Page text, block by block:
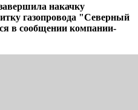
накачку
газопровода "Северный
в сообщении компании-